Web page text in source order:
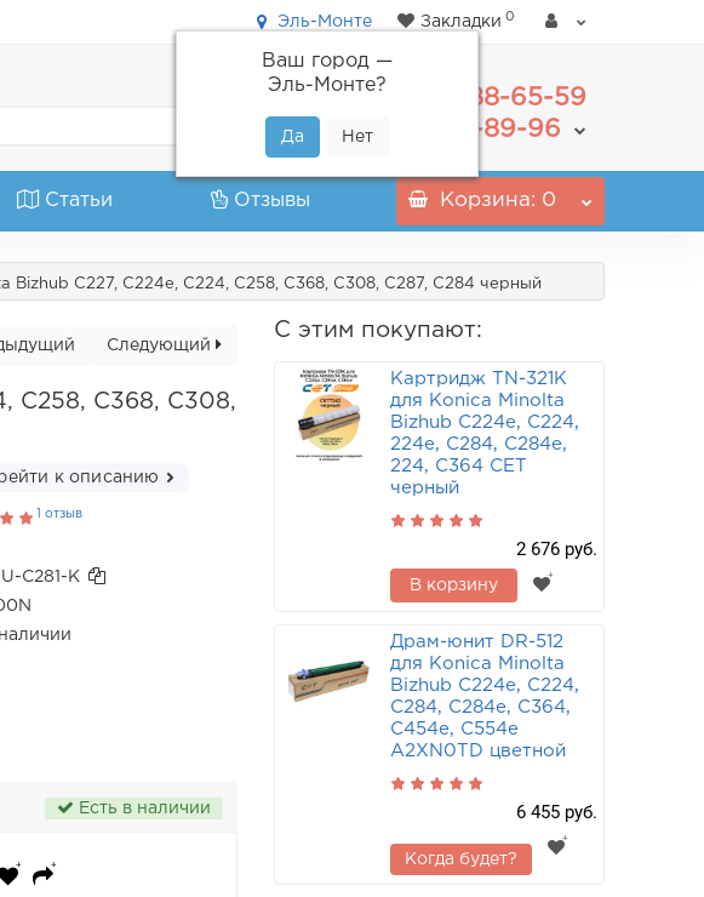
Эль-Монте
Ваш город —
Эль-Монте?
Закладки 0
488-65-59
+7(800) 555-89-96
Статьи Отзывы Корзина: 0
Bizhub C227, C224e, C224, C258, C368, C308, C287, C284 черный
Следующий
C258, C368, C308,
к описанию
1 отзыв
C281-K
Есть в наличии
С этим покупают:
Картридж TN-321K
для Konica Minolta
Bizhub C224e, C224,
224e, C284, C284e,
224, C364 CET
черный
2 676 руб.
В корзину
Драм-юнит DR-512
для Konica Minolta
Bizhub C224e, C224,
C284, C284e, C364,
C454e, C554e
A2XN0TD цветной
6 455 руб.
Когда будет?